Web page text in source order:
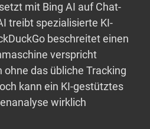
mit Bing AI auf Chat-
treibt spezialisierte KI-
beschreitet einen
verspricht
das übliche Tracking
kann ein KI-gestütztes
wirklich